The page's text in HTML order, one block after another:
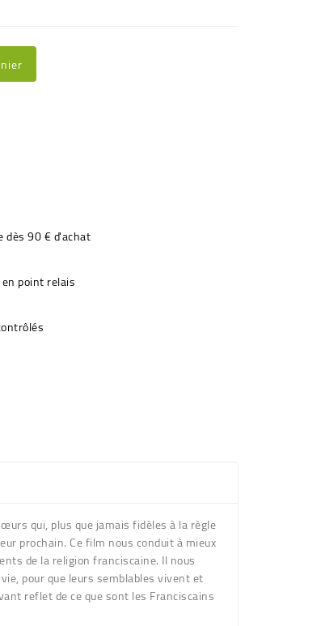
dès 90 € d'achat
point relais
qui, plus que jamais fidèles à la règle
prochain. Ce film nous conduit à mieux
de la religion franciscaine. Il nous
pour que leurs semblables vivent et
reflet de ce que sont les Franciscains